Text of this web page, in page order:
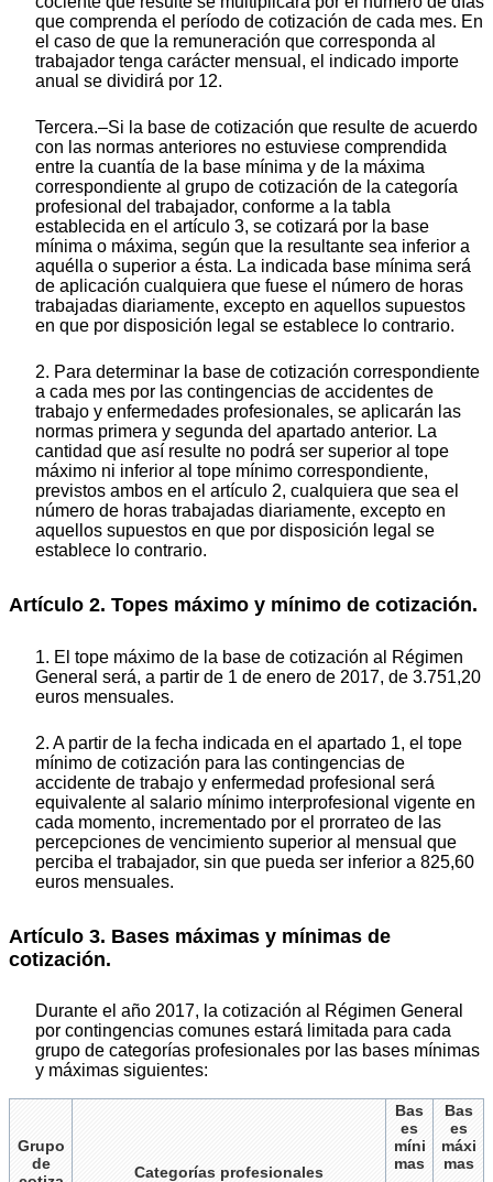
que comprenda el período de cotización de cada mes. En
el caso de que la remuneración que corresponda al
trabajador tenga carácter mensual, el indicado importe
anual se dividirá por 12.
Tercera.–Si la base de cotización que resulte de acuerdo
con las normas anteriores no estuviese comprendida
entre la cuantía de la base mínima y de la máxima
correspondiente al grupo de cotización de la categoría
profesional del trabajador, conforme a la tabla
establecida en el artículo 3, se cotizará por la base
mínima o máxima, según que la resultante sea inferior a
aquélla o superior a ésta. La indicada base mínima será
de aplicación cualquiera que fuese el número de horas
trabajadas diariamente, excepto en aquellos supuestos
en que por disposición legal se establece lo contrario.
2. Para determinar la base de cotización correspondiente
a cada mes por las contingencias de accidentes de
trabajo y enfermedades profesionales, se aplicarán las
normas primera y segunda del apartado anterior. La
cantidad que así resulte no podrá ser superior al tope
máximo ni inferior al tope mínimo correspondiente,
previstos ambos en el artículo 2, cualquiera que sea el
número de horas trabajadas diariamente, excepto en
aquellos supuestos en que por disposición legal se
establece lo contrario.
Artículo 2. Topes máximo y mínimo de cotización.
1. El tope máximo de la base de cotización al Régimen
General será, a partir de 1 de enero de 2017, de 3.751,20
euros mensuales.
2. A partir de la fecha indicada en el apartado 1, el tope
mínimo de cotización para las contingencias de
accidente de trabajo y enfermedad profesional será
equivalente al salario mínimo interprofesional vigente en
cada momento, incrementado por el prorrateo de las
percepciones de vencimiento superior al mensual que
perciba el trabajador, sin que pueda ser inferior a 825,60
euros mensuales.
Artículo 3. Bases máximas y mínimas de
cotización.
Durante el año 2017, la cotización al Régimen General
por contingencias comunes estará limitada para cada
grupo de categorías profesionales por las bases mínimas
y máximas siguientes:
Grupo
de
Categorías profesionales
Bas
es
míni
mas
Bas
es
máxi
mas